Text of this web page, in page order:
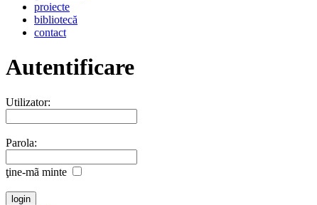
proiecte
bibliotecă
contact
Autentificare
Utilizator:
Parola:
ţine-mã minte